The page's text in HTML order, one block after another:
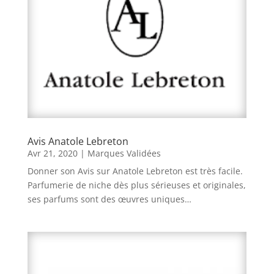
Avis Anatole Lebreton
Avr 21, 2020| Marques Validées
Donner son Avis sur Anatole Lebreton est très facile.
Parfumerie de niche dès plus sérieuses et originales,
ses parfums sont des œuvres uniques…